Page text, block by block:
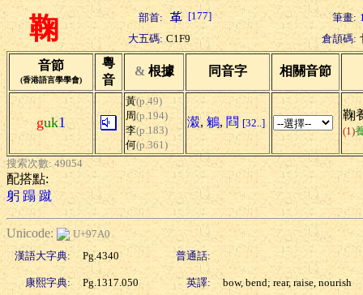
鞠 部首: [177] 筆畫:
大五碼: C1F9 倉頡碼:
音節
(香港語言學學會)
粵
音
& 根據 同音字 相關音節
guk1
黃(p.49)
周(p.194)
李(p.183)
何(p.361)
濲, 鵴, 閰 [32..]
鞠
(1)
搜索次數: 49054
配搭點:
躬 蹋 蹴
Unicode:
U+97A0
漢語大字典:
Pg.4340 普通話:
康熙字典: Pg.1317.050 英譯: bow, bend; rear, raise, nourish